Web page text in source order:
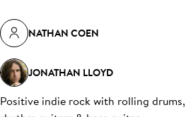
NATHAN COEN
JONATHAN LLOYD
Positive indie rock with rolling